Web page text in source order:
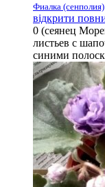
Фиалка (сенполия)
відкрити
0 (сеянец
листьев с
синими